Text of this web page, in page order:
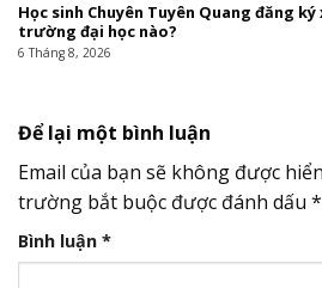
Học sinh Chuyên Tuyên Quang đăng
trường đại học nào?
6 Tháng 8, 2026
Để lại một bình luận
Email của bạn sẽ không được
trường bắt buộc được đánh dấu *
Bình luận *